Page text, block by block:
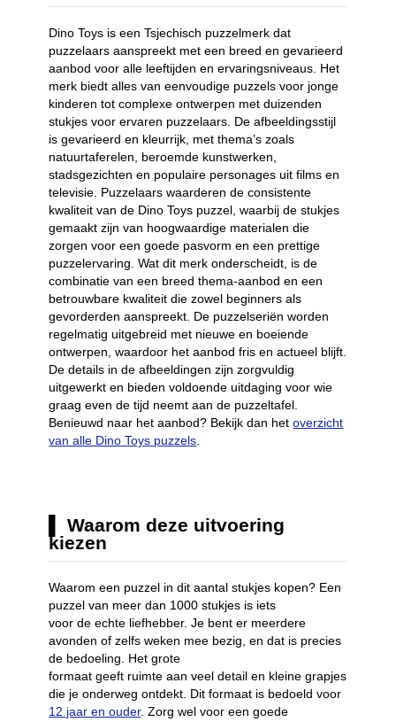
Dino Toys is een Tsjechisch puzzelmerk dat
puzzelaars aanspreekt met een breed en gevarieerd
aanbod voor alle leeftijden en ervaringsniveaus. Het
merk biedt alles van eenvoudige puzzels voor jonge
kinderen tot complexe ontwerpen met duizenden
stukjes voor ervaren puzzelaars. De afbeeldingsstijl
is gevarieerd en kleurrijk, met thema’s zoals
natuurtaferelen, beroemde kunstwerken,
stadsgezichten en populaire personages uit films en
televisie. Puzzelaars waarderen de consistente
kwaliteit van de Dino Toys puzzel, waarbij de stukjes
gemaakt zijn van hoogwaardige materialen die
zorgen voor een goede pasvorm en een prettige
puzzelervaring. Wat dit merk onderscheidt, is de
combinatie van een breed thema-aanbod en een
betrouwbare kwaliteit die zowel beginners als
gevorderden aanspreekt. De puzzelseriën worden
regelmatig uitgebreid met nieuwe en boeiende
ontwerpen, waardoor het aanbod fris en actueel blijft.
De details in de afbeeldingen zijn zorgvuldig
uitgewerkt en bieden voldoende uitdaging voor wie
graag even de tijd neemt aan de puzzeltafel.
Benieuwd naar het aanbod? Bekijk dan hetoverzicht
van alle Dino Toys puzzels.
Waarom deze uitvoering
kiezen
Waarom een puzzel in dit aantal stukjes kopen? Een
puzzel van meer dan 1000 stukjes is iets
voor de echte liefhebber. Je bent er meerdere
avonden of zelfs weken mee bezig, en dat is precies
de bedoeling. Het grote
formaat geeft ruimte aan veel detail en kleine grapjes
die je onderweg ontdekt. Dit formaat is bedoeld voor
12 jaar en ouder. Zorg wel voor een goede